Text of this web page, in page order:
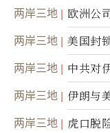
职责
两岸三地
欧洲公
美军基
两岸三地 美国封
两岸三地
中共对
接技术
两岸三地 伊朗与
两岸三地 虎口脱